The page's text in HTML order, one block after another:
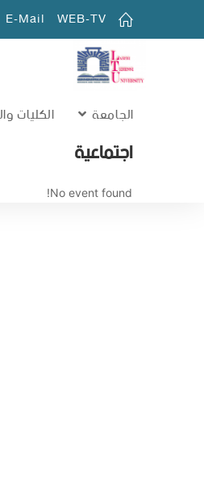
WEB-TV
E-Mail
الجامعة الكليات
اجتماعية
No event found!